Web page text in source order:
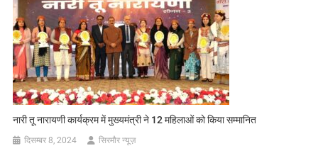
नारी तू नारायणी कार्यक्रम में मुख्यमंत्री ने 12 महिलाओं को किया सम्मानित
दिसम्बर 8, 2024 सिरमौर न्यूज़